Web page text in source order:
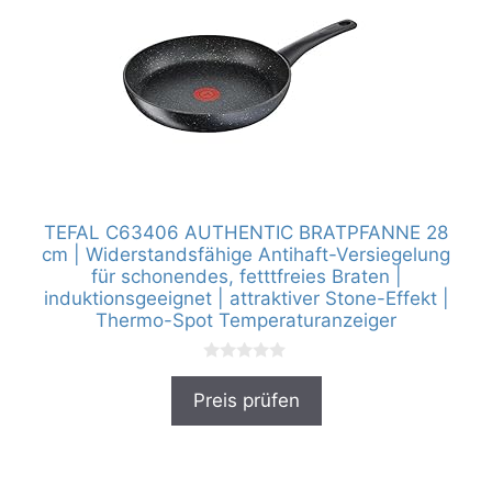
TEFAL C63406 AUTHENTIC BRATPFANNE 28
cm | Widerstandsfähige Antihaft-Versiegelung
für schonendes, fetttfreies Braten |
induktionsgeeignet | attraktiver Stone-Effekt |
Thermo-Spot Temperaturanzeiger
0
o
Preis prüfen